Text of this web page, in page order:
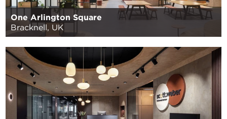
One Arlington Square
Bracknell, UK